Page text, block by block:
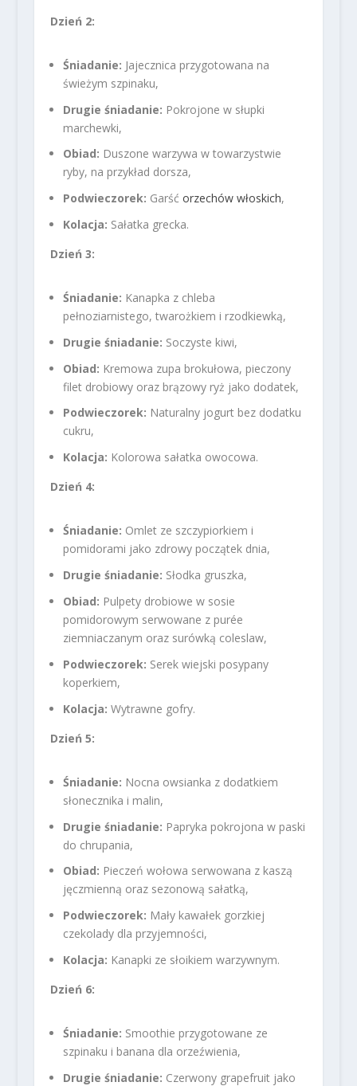
Dzień 2:
Śniadanie: Jajecznica przygotowana na
świeżym szpinaku,
Drugie śniadanie: Pokrojone w słupki
marchewki,
Obiad: Duszone warzywa w towarzystwie
ryby, na przykład dorsza,
Podwieczorek: Garść orzechów włoskich,
Kolacja: Sałatka grecka.
Dzień 3:
Śniadanie: Kanapka z chleba
pełnoziarnistego, twarożkiem i rzodkiewką,
Drugie śniadanie: Soczyste kiwi,
Obiad: Kremowa zupa brokułowa, pieczony
filet drobiowy oraz brązowy ryż jako dodatek,
Podwieczorek: Naturalny jogurt bez dodatku
cukru,
Kolacja: Kolorowa sałatka owocowa.
Dzień 4:
Śniadanie: Omlet ze szczypiorkiem i
pomidorami jako zdrowy początek dnia,
Drugie śniadanie: Słodka gruszka,
Obiad: Pulpety drobiowe w sosie
pomidorowym serwowane z purée
ziemniaczanym oraz surówką coleslaw,
Podwieczorek: Serek wiejski posypany
koperkiem,
Kolacja: Wytrawne gofry.
Dzień 5:
Śniadanie: Nocna owsianka z dodatkiem
słonecznika i malin,
Drugie śniadanie: Papryka pokrojona w paski
do chrupania,
Obiad: Pieczeń wołowa serwowana z kaszą
jęczmienną oraz sezonową sałatką,
Podwieczorek: Mały kawałek gorzkiej
czekolady dla przyjemności,
Kolacja: Kanapki ze słoikiem warzywnym.
Dzień 6:
Śniadanie: Smoothie przygotowane ze
szpinaku i banana dla orzeźwienia,
Drugie śniadanie: Czerwony grapefruit jako